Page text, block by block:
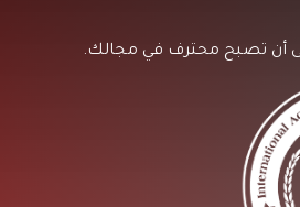
أن تصبح محترف في مجالك.